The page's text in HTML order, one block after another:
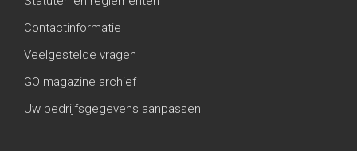
Contactinformatie
Veelgestelde vragen
GO magazine archief
Uw bedrijfsgegevens aanpassen